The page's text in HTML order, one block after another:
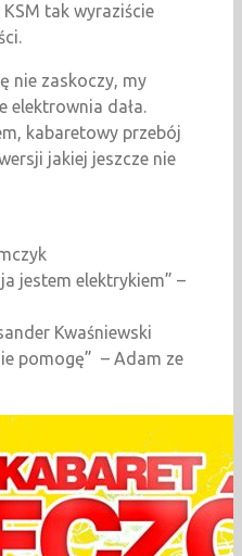
tak wyraziście
nie zaskoczy, my
elektrownia dała.
kabaretowy przebój
jakiej jeszcze nie
jestem elektrykiem” –
Kwaśniewski
pomogę” – Adam ze